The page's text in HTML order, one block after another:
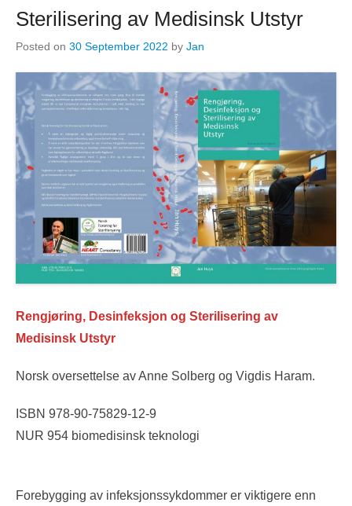
Sterilisering av Medisinsk Utstyr
Posted on 30 September 2022 by Jan
Rengjøring, Desinfeksjon og Sterilisering av
Medisinsk Utstyr
Norsk oversettelse av Anne Solberg og Vigdis Haram.
ISBN 978-90-75829-12-9
NUR 954 biomedisinsk teknologi
Forebygging av infeksjonssykdommer er viktigere enn